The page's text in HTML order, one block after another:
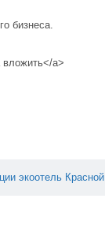
бизнеса.
вложить</a>
экоотель Красной